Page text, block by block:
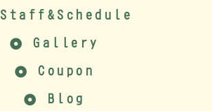
Staff&Schedule
Gallery
Coupon
Blog